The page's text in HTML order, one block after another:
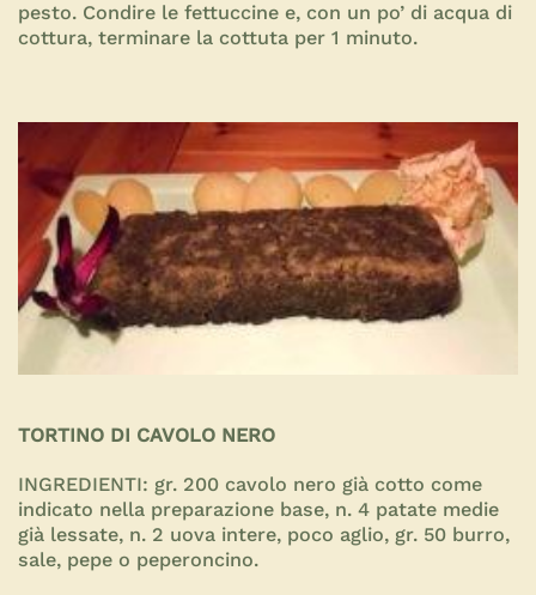
pesto. Condire le fettuccine e, con un po’ di acqua di
cottura, terminare la cottuta per 1 minuto.
TORTINO DI CAVOLO NERO
INGREDIENTI: gr. 200 cavolo nero già cotto come
indicato nella preparazione base, n. 4 patate medie
già lessate, n. 2 uova intere, poco aglio, gr. 50 burro,
sale, pepe o peperoncino.